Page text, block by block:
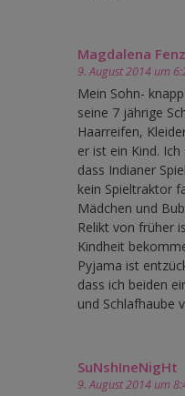
Magdalena Fenz
9. August 2014 um
Mein Sohn-
seine 7 jährige
Haarreifen,
er ist ein Kind.
dass Indianer
kein Spieltraktor
Mädchen und
Relikt von früher
Kindheit
Pyjama ist
dass ich beiden
und Schlafhaube
SuNshIneNigHt
9. August 2014 um